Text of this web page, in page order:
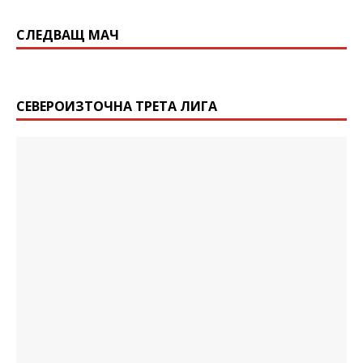
СЛЕДВАЩ МАЧ
СЕВЕРОИЗТОЧНА ТРЕТА ЛИГА